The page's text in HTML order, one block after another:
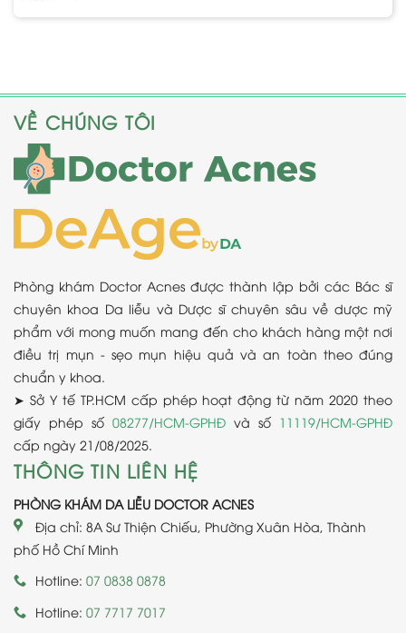
VỀ CHÚNG TÔI
Phòng khám Doctor Acnes được thành lập bởi các Bác sĩ
chuyên khoa Da liễu và Dược sĩ chuyên sâu về dược mỹ
phẩm với mong muốn mang đến cho khách hàng một nơi
điều trị mụn - sẹo mụn hiệu quả và an toàn theo đúng
chuẩn y khoa.
➤ Sở Y tế TP.HCM cấp phép hoạt động từ năm 2020 theo
giấy phép số 08277/HCM-GPHĐ và số 11119/HCM-GPHĐ
cấp ngày 21/08/2025.
THÔNG TIN LIÊN HỆ
PHÒNG KHÁM DA LIỄU DOCTOR ACNES
Địa chỉ: 8A Sư Thiện Chiếu, Phường Xuân Hòa, Thành
phố Hồ Chí Minh
Hotline: 07 0838 0878
Hotline: 07 7717 7017